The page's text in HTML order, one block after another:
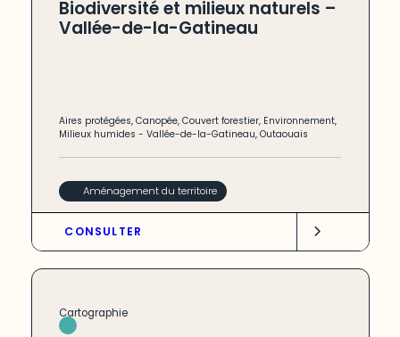
Biodiversité et milieux naturels –
Vallée-de-la-Gatineau
Aires protégées,Canopée,Couvert forestier, Environnement,
Milieux humides -Vallée-de-la-Gatineau,Outaouais
Aménagement du territoire
CONSULTER
Cartographie